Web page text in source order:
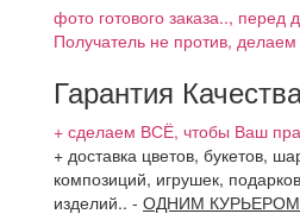
фото готового заказа.., перед
Получатель не против,
Гарантия
+ сделаем ВСЁ, чтобы Ваш
+ доставка цветов, букетов,
композиций, игрушек,
изделий.. - ОДНИМ КУРЬЕРОМ